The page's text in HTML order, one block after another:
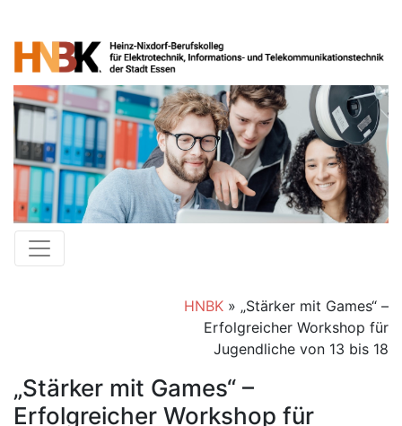
HNBK» „Stärker mit Games“ –
Erfolgreicher Workshop für
Jugendliche von 13 bis 18
„Stärker mit Games“ –
Erfolgreicher Workshop für